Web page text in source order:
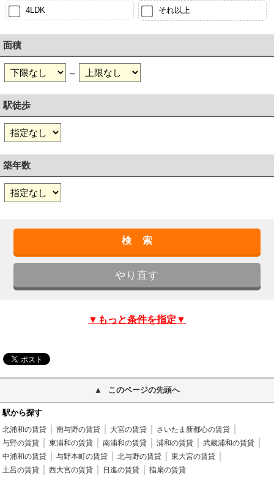
4LDK それ以上
面積
～
駅徒歩
築年数
▼もっと条件を指定▼
このページの先頭へ
駅から探す
北浦和の賃貸 南与野の賃貸 大宮の賃貸
さいたま新都心の賃貸
与野の賃貸
東浦和の賃貸 南浦和の賃貸 浦和の賃貸
武蔵浦和の賃貸
中浦和の賃貸
与野本町の賃貸 北与野の賃貸
東大宮の賃貸
土呂の賃貸
西大宮の賃貸 日進の賃貸 指扇の賃貸